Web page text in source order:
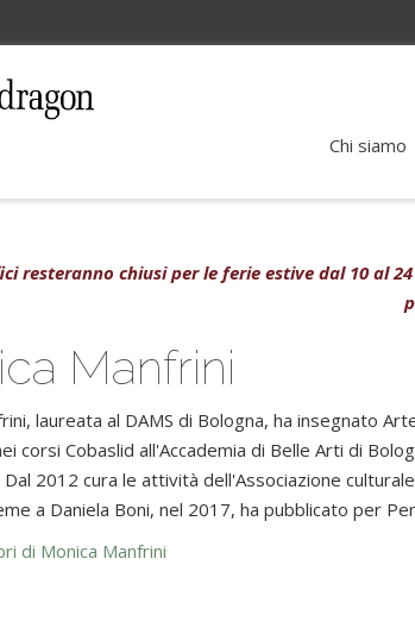
Chi siamo
resteranno chiusi per le ferie estive dal 10 al
Manfrini
laureata al DAMS di Bologna, ha insegnato
corsi Cobaslid all'Accademia di Belle Arti di
Dal 2012 cura le attività dell'Associazione
a Daniela Boni, nel 2017, ha pubblicato per
di Monica Manfrini